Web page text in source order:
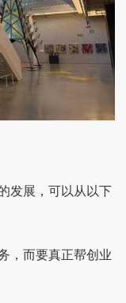
发展，可以从以下
，而要真正帮创业